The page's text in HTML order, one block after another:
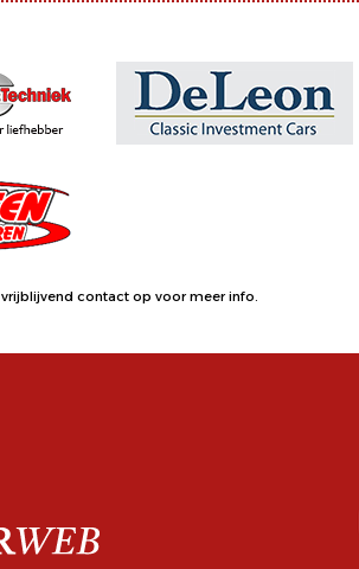
contact op voor meer info.